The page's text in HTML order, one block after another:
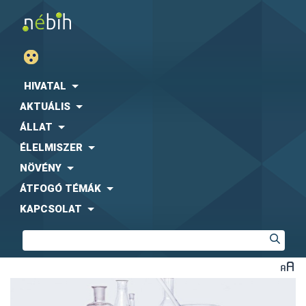
HIVATAL
AKTUÁLIS
ÁLLAT
ÉLELMISZER
NÖVÉNY
ÁTFOGÓ TÉMÁK
KAPCSOLAT